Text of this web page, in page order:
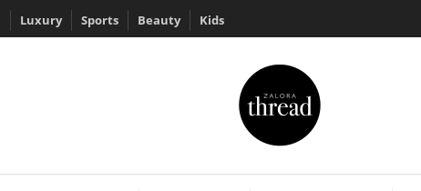
Luxury Sports Beauty Kids
THREAD by
Kong